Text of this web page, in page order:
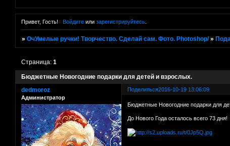
Привет, Гость! Войдитеили зарегистрируйтесь.
»ОчУмелые ручки! Творчество. Сделай сам. Фото. Photoshop/ »
Бюджетные Новогодние подарки для детей и взрослых.
Страница:1
Поделиться2016-10-19 13:06:09
dedmoroz
Администратор
Бюджетные Новогодние подарки для
До Нового Года осталось всего 73 дня!